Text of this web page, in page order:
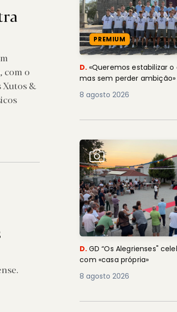
com o
Xutos &
PREMIUM
D. «Queremos estabilizar
mas sem perder ambição»
8 agosto 2026
D. GD “Os Alegrienses"
com «casa própria»
8 agosto 2026